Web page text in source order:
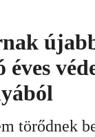
éves
törődnek